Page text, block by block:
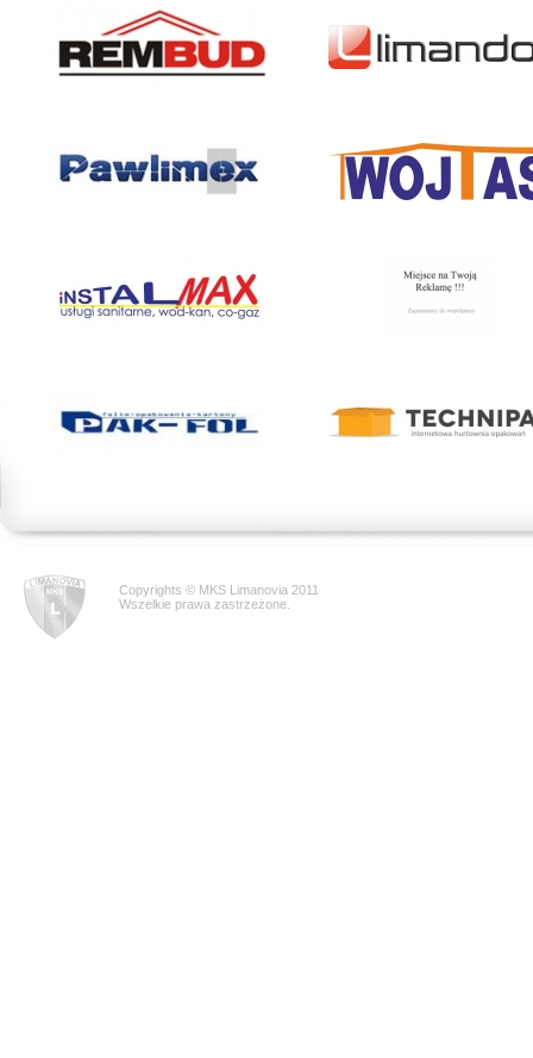
Copyrights © MKS Limanovia 2011
Wszelkie prawa zastrzeżone.